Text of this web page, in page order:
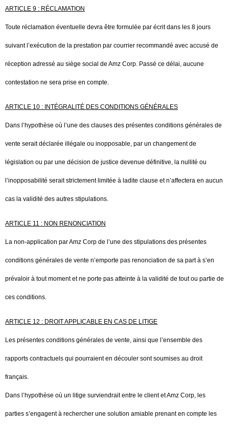
ARTICLE 9 : RÉCLAMATION
Toute réclamation éventuelle devra être formulée par écrit dans les 8 jours
suivant l’exécution de la prestation par courrier recommandé avec accusé de
réception adressé au siège social de Amz Corp. Passé ce délai, aucune
contestation ne sera prise en compte.
ARTICLE 10 : INTÉGRALITÉ DES CONDITIONS GÉNÉRALES
Dans l’hypothèse où l’une des clauses des présentes conditions générales de
vente serait déclarée illégale ou inopposable, par un changement de
législation ou par une décision de justice devenue définitive, la nullité ou
l’inopposabilité serait strictement limitée à ladite clause etn’affectera en aucun
cas la validité des autres stipulations.
ARTICLE 11 : NON RENONCIATION
La non-application par Amz Corp de l’une des stipulations des présentes
conditions générales de vente n’emporte pas renonciation de sa part à s’en
prévaloir à tout moment et ne porte pas atteinte à la validité de tout ou partie de
ces conditions.
ARTICLE 12 : DROIT APPLICABLE EN CAS DE LITIGE
Les présentes conditions générales de vente, ainsi que l’ensemble des
rapports contractuels qui pourraient en découler sont soumises au droit
français.
Dans l’hypothèse où un litige surviendrait entre le client et Amz Corp, les
parties s’engagent à rechercher une solution amiable prenant en compte les